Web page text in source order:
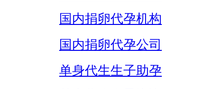
国内捐卵代孕机构
国内捐卵代孕公司
单身代生生子助孕